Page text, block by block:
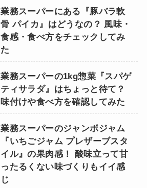
業務スーパーにある『豚バラ軟
骨 パイカ』はどうなの？ 風味・
食感・食べ方をチェックしてみ
た
業務スーパーの1kg惣菜『スパゲ
ティサラダ』はちょっと待て？
味付けや食べ方を確認してみた
業務スーパーのジャンボジャム
『いちごジャム プレザーブスタ
イル』の果肉感！ 酸味立って甘
ったるくない味づくりもイイ感
じ